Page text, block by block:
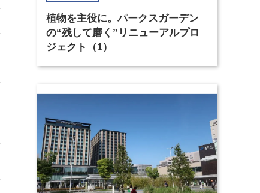
植物を主役に。パークスガーデン
の“残して磨く”リニューアルプロ
ジェクト（1）